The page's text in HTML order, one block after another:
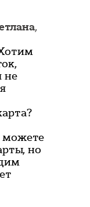
,
не
можете
но